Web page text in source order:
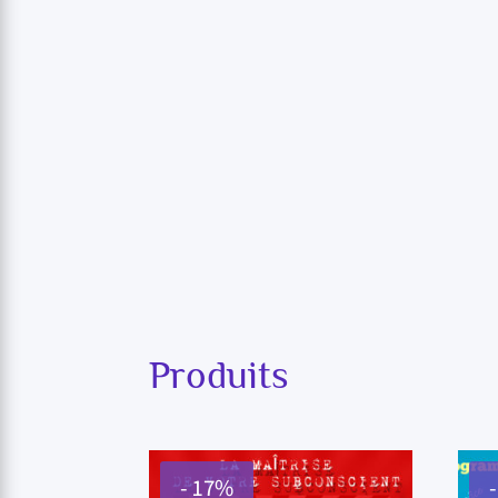
Produits
- 17%